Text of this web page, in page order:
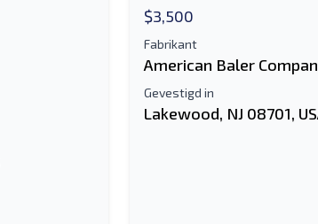
$3,500
Fabrikant
American Baler
Gevestigd in
Lakewood, NJ 08701,